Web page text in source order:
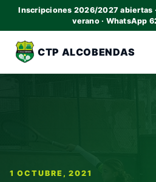
Inscripciones 2026/2027 abiertas
verano · WhatsApp
CTP ALCOBENDAS
1 OCTUBRE, 2021